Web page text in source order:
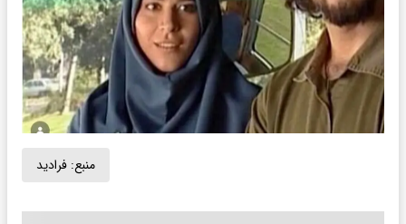
منبع: فرادید